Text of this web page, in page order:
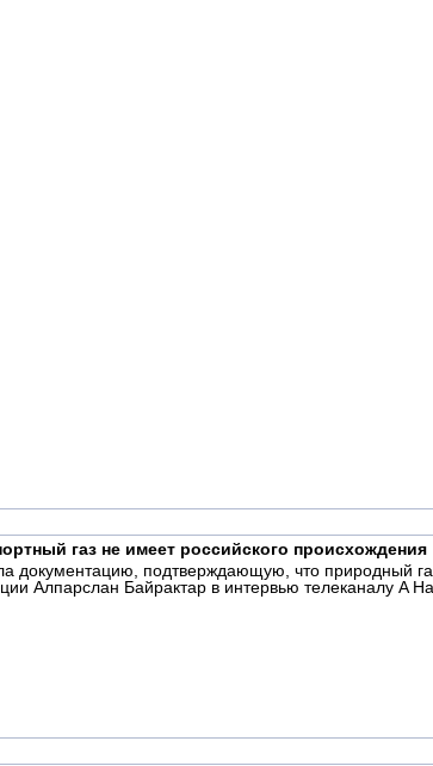
газ не имеет российского происхождения
документацию, подтверждающую, что природный
Алпарслан Байрактар в интервью телеканалу A